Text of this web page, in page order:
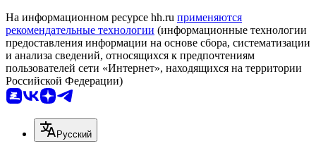
На информационном ресурсе hh.ru применяются
рекомендательные технологии (информационные технологии
предоставления информации на основе сбора, систематизации
и анализа сведений, относящихся к предпочтениям
пользователей сети «Интернет», находящихся на территории
Российской Федерации)
Русский